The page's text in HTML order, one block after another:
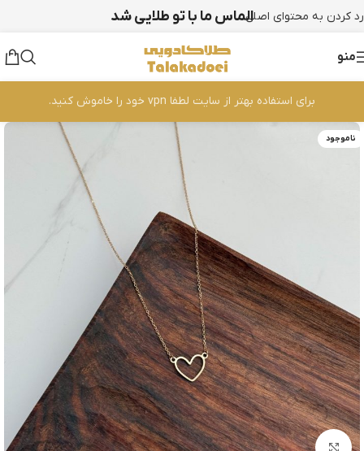
رد کردن به محتوای اصلیالماس ما با تو طلایی شد
منو
برای استفاده بهتر از سایت لطفا vpn خود را خاموش کنید.
ناموجود
بزرگنمایی تصویر